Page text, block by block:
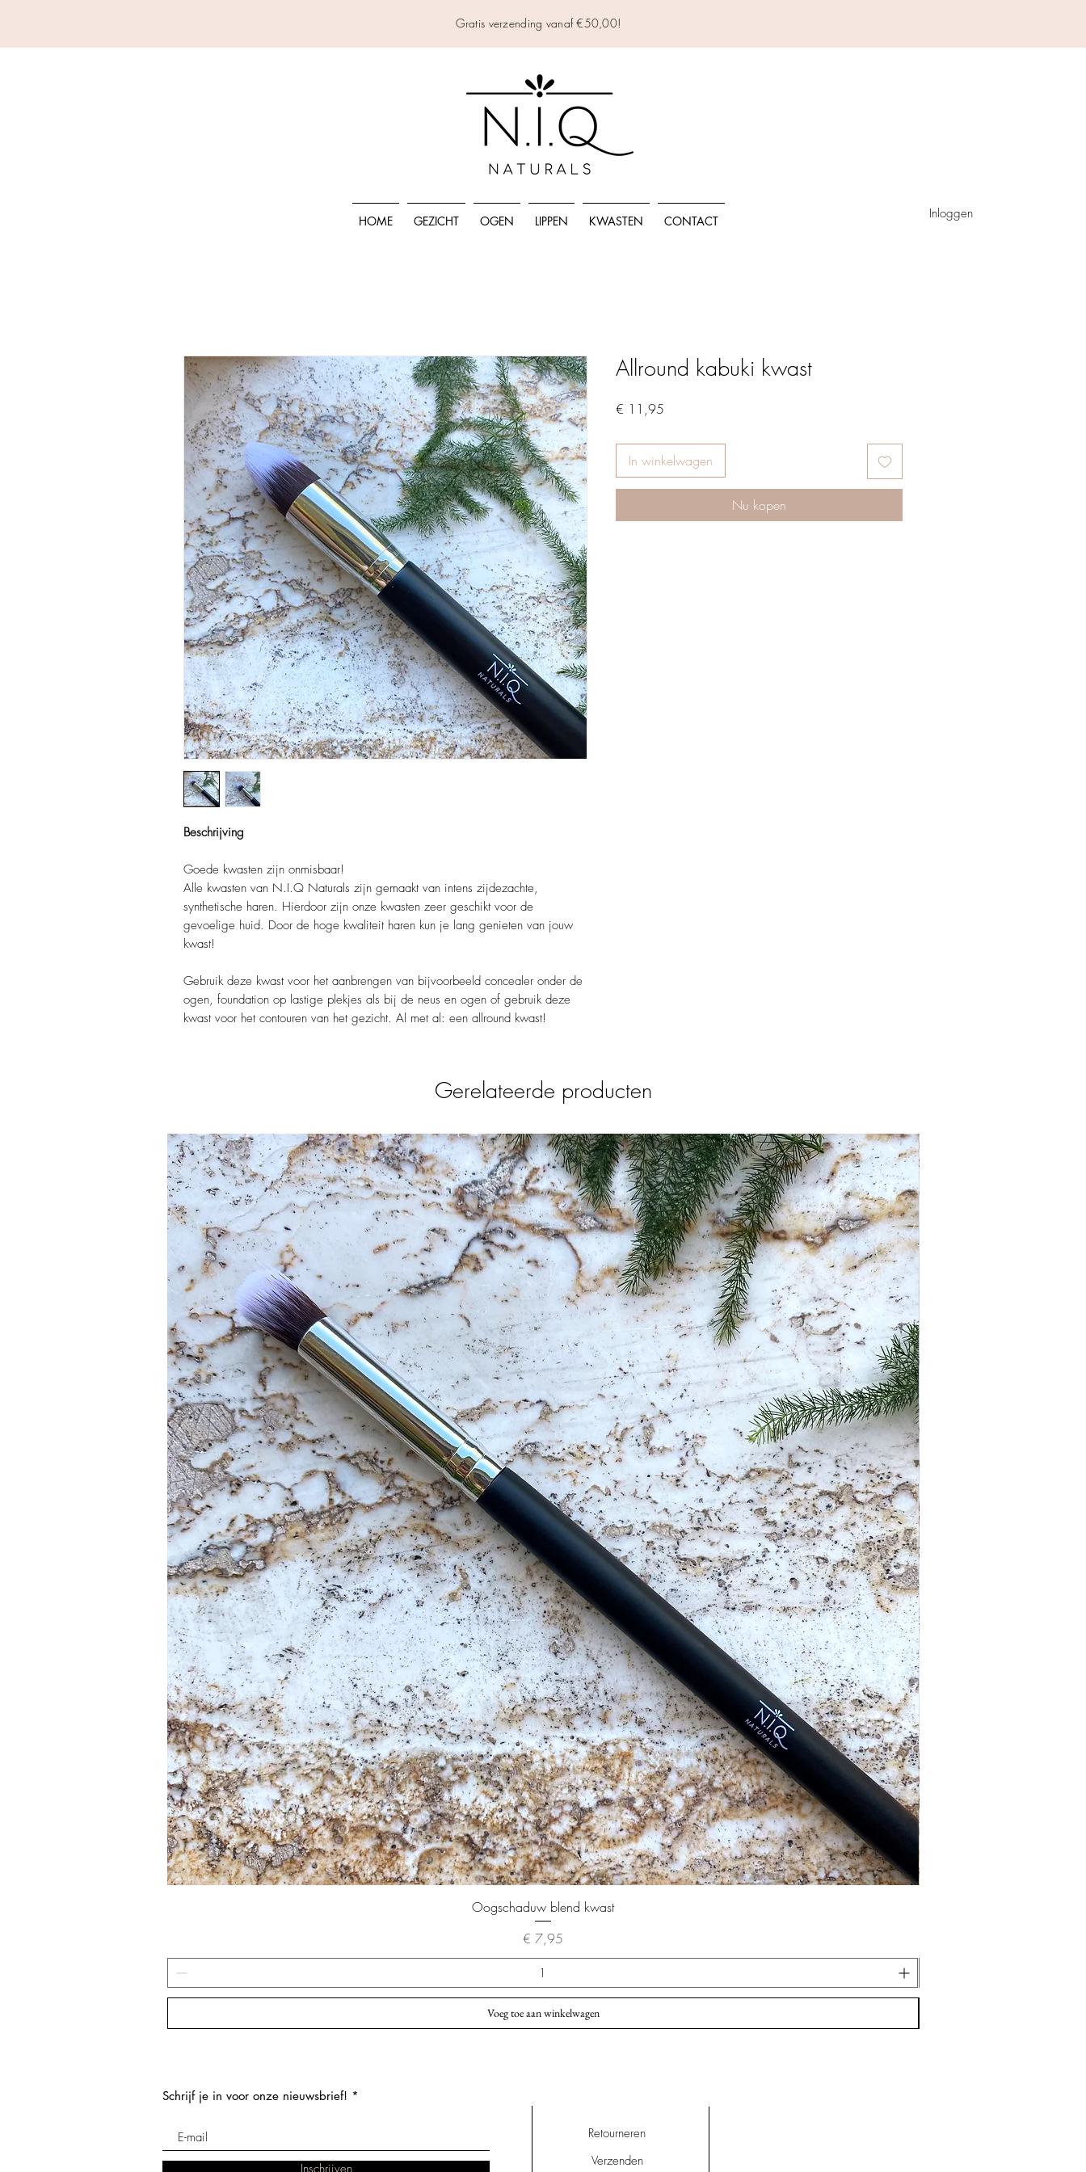
Gratis verzending vanaf €50,00!
HOME GEZICHT OGEN LIPPEN KWASTEN CONTACT Inloggen
Beschrijving
Goede kwasten zijn onmisbaar!
Alle kwasten van N.I.Q Naturals zijn gemaakt van intens zijdezachte,
synthetische haren. Hierdoor zijn onze kwasten zeer geschikt voor de
gevoelige huid. Door de hoge kwaliteit haren kun je lang genieten van jouw
kwast!
Gebruik deze kwast voor het aanbrengen van bijvoorbeeld concealer onder de
ogen, foundation op lastige plekjes als bij de neus en ogen of gebruik deze
kwast voor het contouren van het gezicht. Al met al: een allround kwast!
Allround kabuki kwast
€ 11,95
In winkelwagen
Nu kopen
Gerelateerde producten
Snel overzicht
Oogschaduw blend kwast
Prijs
€ 7,95
Voeg toe aan winkelwagen
Schrijf je in voor onze nieuwsbrief!
Inschrijven
Retourneren
Verzenden